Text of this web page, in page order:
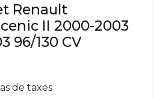
Renault
II 2000-2003
96/130 CV
de taxes